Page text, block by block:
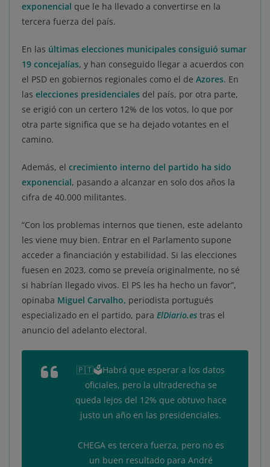
exponencial que le ha llevado a convertirse en la
tercera fuerza del país.
En las últimas elecciones municipales consiguió sumar
19 concejalías, y han conseguido llegar a acuerdos con
el PSD en gobiernos regionales como el de Azores. En
las elecciones presidenciales del país, por otra parte,
se erigió con un certero 12% de los votos, lo que por
otra parte significa que se ha dejado votantes en el
camino.
Además, el crecimiento interno del partido ha sido
exponencial, pasando a alcanzar en solo dos años la
cifra de 40.000 militantes.
“Con los problemas internos que tienen, este adelanto
les viene muy bien. Entrar en el Parlamento supone
acceder a financiación y estabilidad. Si las elecciones
fuesen en 2023, como se preveía originalmente, no sé
si habrían llegado vivos. El PS les ha hecho un favor”,
opinaba Miguel Carvalho, periodista portugués
especializado en el partido, para ElDiario.es tras el
anuncio del adelanto electoral.
🇵🇹🗳️Habrá que esperar a los datos
oficiales, pero la ultraderecha se
queda lejos del 12% que obtuvo hace
justo un año en las presidenciales.
CHEGA es tercera fuerza, pero no es
un buen resultado para André